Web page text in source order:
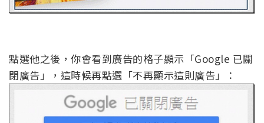
點選他之後，你會看到廣告的格子顯示「Google 已關
閉廣告」，這時候再點選「不再顯示這則廣告」：